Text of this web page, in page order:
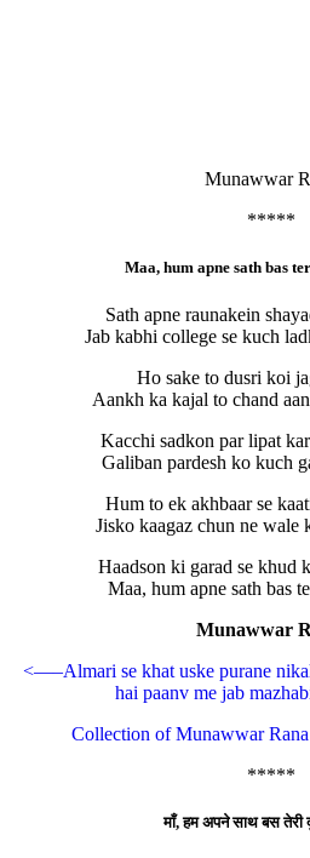
Munawwar
*****
Maa, hum apne sath bas
Sath apne raunakein
Jab kabhi college se kuch
Ho sake to dusri koi
Aankh ka kajal to chand
Kacchi sadkon par lipat
Galiban pardesh ko kuch
Hum to ek akhbaar se
Jisko kaagaz chun ne wale
Haadson ki garad se khud
Maa, hum apne sath bas
Munawwar
<—–Almari se khat uske purane
hai paanv me jab
Collection of Munawwar
*****
माँ, हम अपने साथ बस